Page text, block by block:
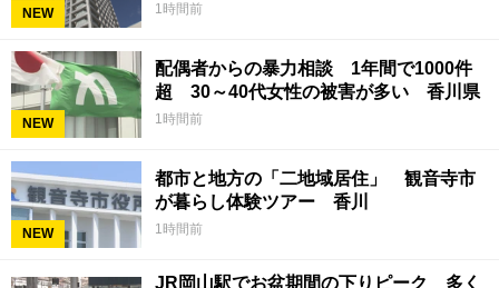
NEW 1時間前
NEW
配偶者からの暴力相談 1年間で1000件
超 30～40代女性の被害が多い 香川県
1時間前
NEW
都市と地方の「二地域居住」 観音寺市
が暮らし体験ツアー 香川
1時間前
JR岡山駅でお盆期間の下りピーク 多く